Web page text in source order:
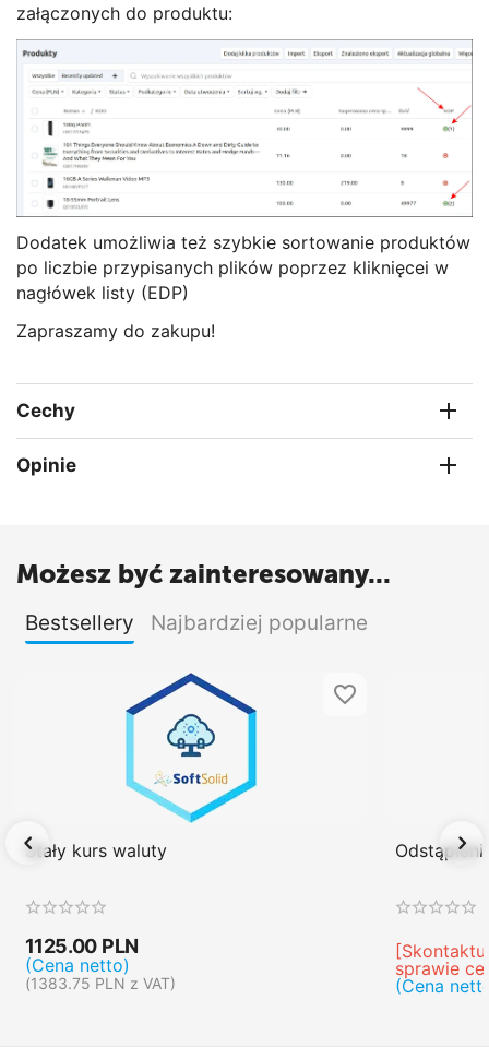
załączonych do produktu:
Dodatek umożliwia też szybkie sortowanie produktów
po liczbie przypisanych plików poprzez kliknięcei w
nagłówek listy (EDP)
Zapraszamy do zakupu!
Cechy
Opinie
Możesz być zainteresowany...
Bestsellery Najbardziej popularne
Stały kurs waluty
1125.00 PLN
(Cena netto)
(1383.75 PLN z VAT)
sprawie
(Cena